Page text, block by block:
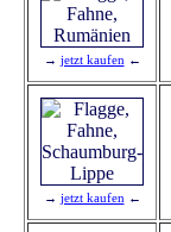
→ jetzt kaufen ←
→ jetzt kaufen ←